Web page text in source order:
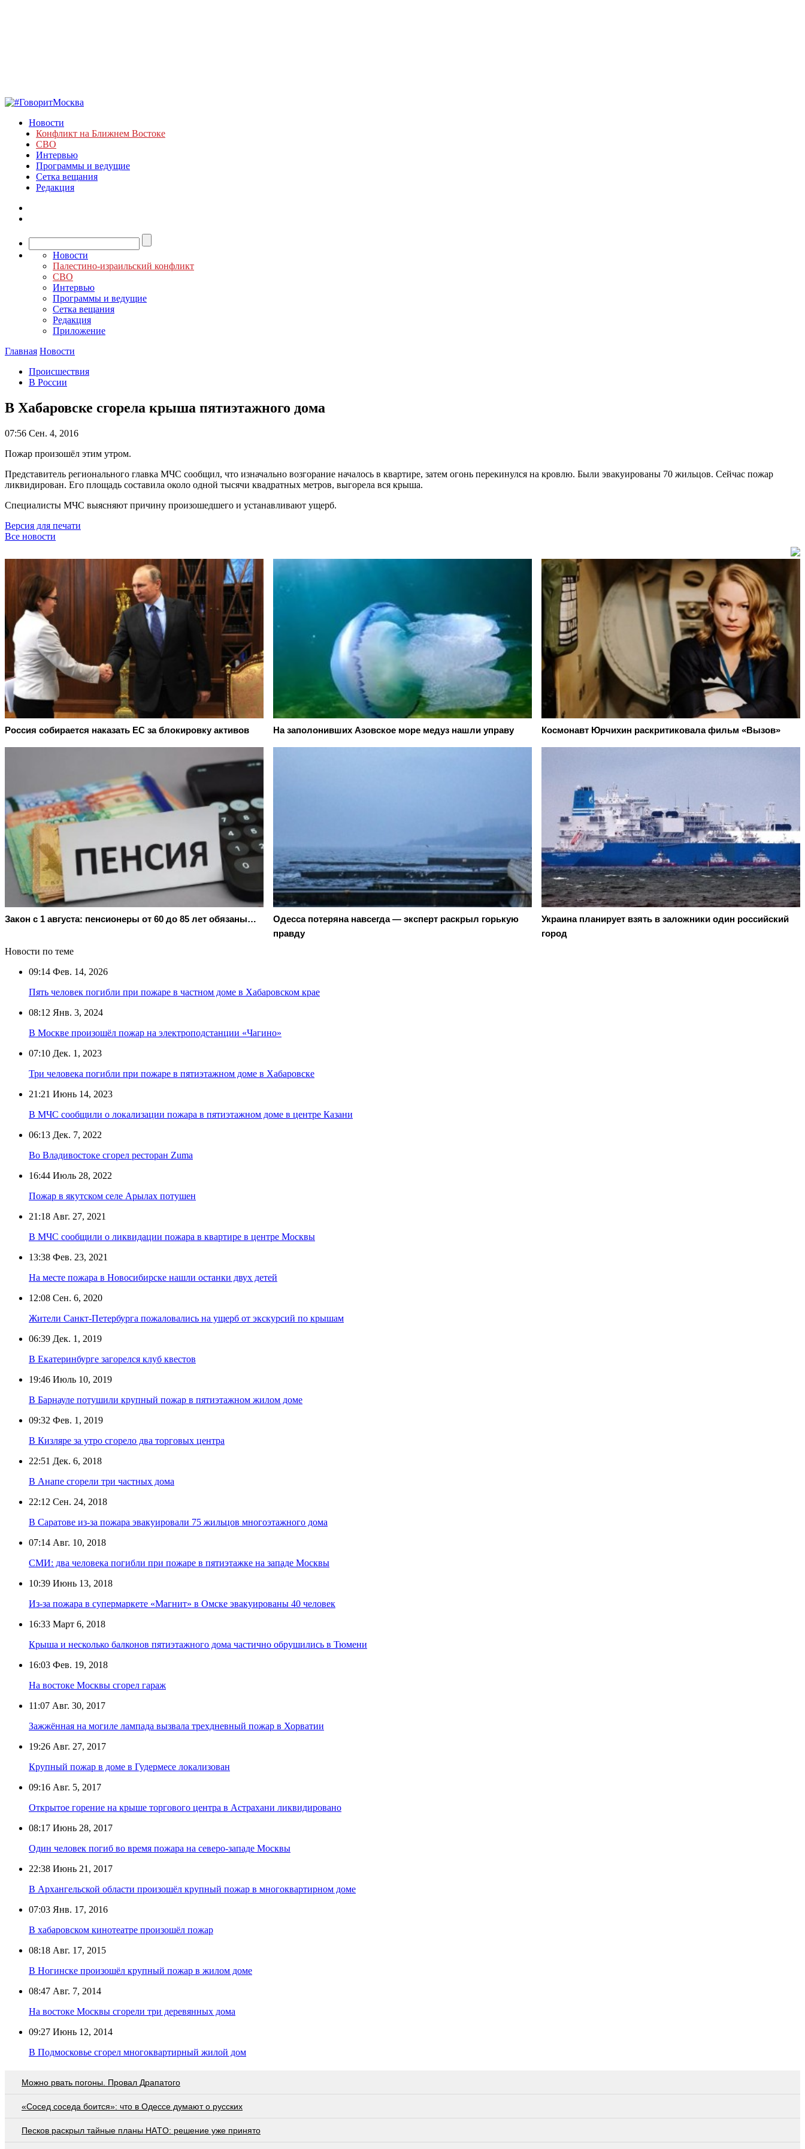
Новости
Конфликт на Ближнем Востоке
СВО
Интервью
Программы и ведущие
Сетка вещания
Редакция
Новости
Палестино-израильский конфликт
СВО
Интервью
Программы и ведущие
Сетка вещания
Редакция
Приложение
Главная Новости
Происшествия
В России
В Хабаровске сгорела крыша пятиэтажного дома
07:56 Сен. 4, 2016
Пожар произошёл этим утром.
Представитель регионального главка МЧС сообщил, что изначально возгорание началось в квартире, затем огонь перекинулся на кровлю. Были эвакуированы 70 жильцов. Сейчас пожар
ликвидирован. Его площадь составила около одной тысячи квадратных метров, выгорела вся крыша.
Специалисты МЧС выясняют причину произошедшего и устанавливают ущерб.
Версия для печати
Все новости
Россия собирается наказать EC за блокировку активов На заполонивших Азовское море медуз нашли управу Космонавт Юрчихин раскритиковала фильм «Вызов»
Закон с 1 августа: пенсионеры от 60 до 85 лет обязаны…
Oдecca пoтeрянa нaвceгдa — экcпeрт рacкрыл гoрькую
прaвду
Украина планирует взять в заложники один российский
город
Новости по теме
09:14 Фев. 14, 2026
Пять человек погибли при пожаре в частном доме в Хабаровском крае
08:12 Янв. 3, 2024
В Москве произошёл пожар на электроподстанции «Чагино»
07:10 Дек. 1, 2023
Три человека погибли при пожаре в пятиэтажном доме в Хабаровске
21:21 Июнь 14, 2023
В МЧС сообщили о локализации пожара в пятиэтажном доме в центре Казани
06:13 Дек. 7, 2022
Во Владивостоке сгорел ресторан Zuma
16:44 Июль 28, 2022
Пожар в якутском селе Арылах потушен
21:18 Авг. 27, 2021
В МЧС сообщили о ликвидации пожара в квартире в центре Москвы
13:38 Фев. 23, 2021
На месте пожара в Новосибирске нашли останки двух детей
12:08 Сен. 6, 2020
Жители Санкт-Петербурга пожаловались на ущерб от экскурсий по крышам
06:39 Дек. 1, 2019
В Екатеринбурге загорелся клуб квестов
19:46 Июль 10, 2019
В Барнауле потушили крупный пожар в пятиэтажном жилом доме
09:32 Фев. 1, 2019
В Кизляре за утро сгорело два торговых центра
22:51 Дек. 6, 2018
В Анапе сгорели три частных дома
22:12 Сен. 24, 2018
В Саратове из-за пожара эвакуировали 75 жильцов многоэтажного дома
07:14 Авг. 10, 2018
СМИ: два человека погибли при пожаре в пятиэтажке на западе Москвы
10:39 Июнь 13, 2018
Из-за пожара в супермаркете «Магнит» в Омске эвакуированы 40 человек
16:33 Март 6, 2018
Крыша и несколько балконов пятиэтажного дома частично обрушились в Тюмени
16:03 Фев. 19, 2018
На востоке Москвы сгорел гараж
11:07 Авг. 30, 2017
Зажжённая на могиле лампада вызвала трехдневный пожар в Хорватии
19:26 Авг. 27, 2017
Крупный пожар в доме в Гудермесе локализован
09:16 Авг. 5, 2017
Открытое горение на крыше торгового центра в Астрахани ликвидировано
08:17 Июнь 28, 2017
Один человек погиб во время пожара на северо-западе Москвы
22:38 Июнь 21, 2017
В Архангельской области произошёл крупный пожар в многоквартирном доме
07:03 Янв. 17, 2016
В хабаровском кинотеатре произошёл пожар
08:18 Авг. 17, 2015
В Ногинске произошёл крупный пожар в жилом доме
08:47 Авг. 7, 2014
На востоке Москвы сгорели три деревянных дома
09:27 Июнь 12, 2014
В Подмосковье сгорел многоквартирный жилой дом
Можно рвать погоны. Провал Драпатого
«Сосед соседа боится»: что в Одессе думают о русских
Пecкoв рacкрыл тaйныe плaны НAТO: рeшeниe ужe принятo